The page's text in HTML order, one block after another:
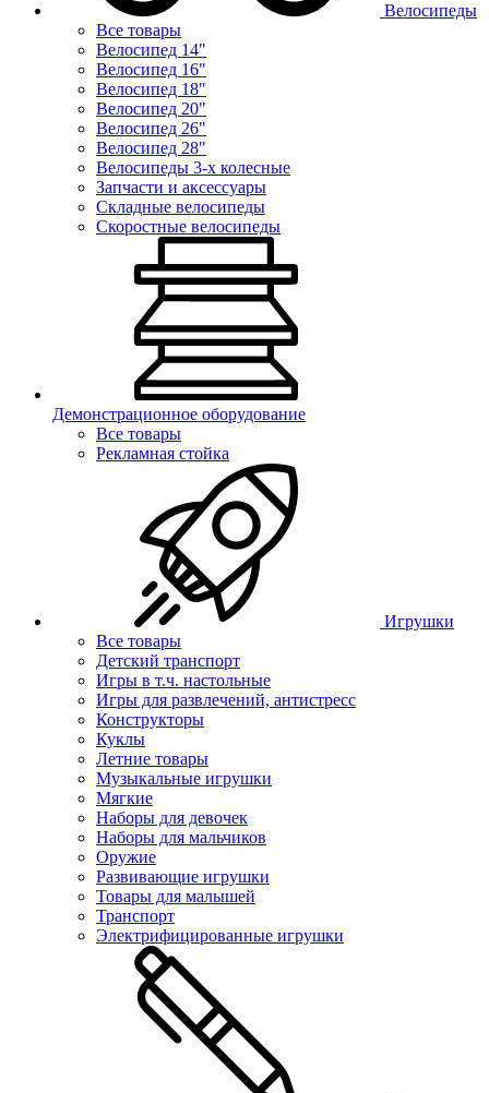
Велосипеды
Все товары
Велосипед 14"
Велосипед 16"
Велосипед 18"
Велосипед 20"
Велосипед 26"
Велосипед 28"
Велосипеды 3-х колесные
Запчасти и аксессуары
Складные велосипеды
Скоростные велосипеды
Демонстрационное оборудование
Все товары
Рекламная стойка
Игрушки
Все товары
Детский транспорт
Игры в т.ч. настольные
Игры для развлечений, антистресс
Конструкторы
Куклы
Летние товары
Музыкальные игрушки
Мягкие
Наборы для девочек
Наборы для мальчиков
Оружие
Развивающие игрушки
Товары для малышей
Транспорт
Электрифицированные игрушки